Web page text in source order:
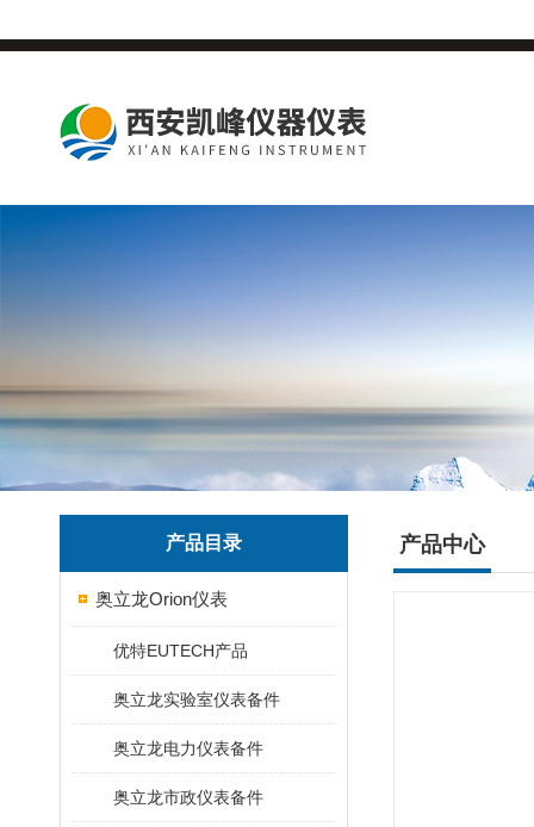
产品目录
奥立龙Orion仪表
优特EUTECH产品
奥立龙实验室仪表备件
奥立龙电力仪表备件
奥立龙市政仪表备件
产品中心